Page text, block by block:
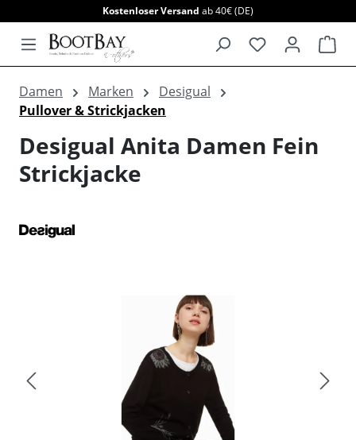
Kostenloser Versand ab 40€ (DE)
Damen Marken
Desigual
Pullover & Strickjacken
Desigual Anita Damen Fein
Strickjacke